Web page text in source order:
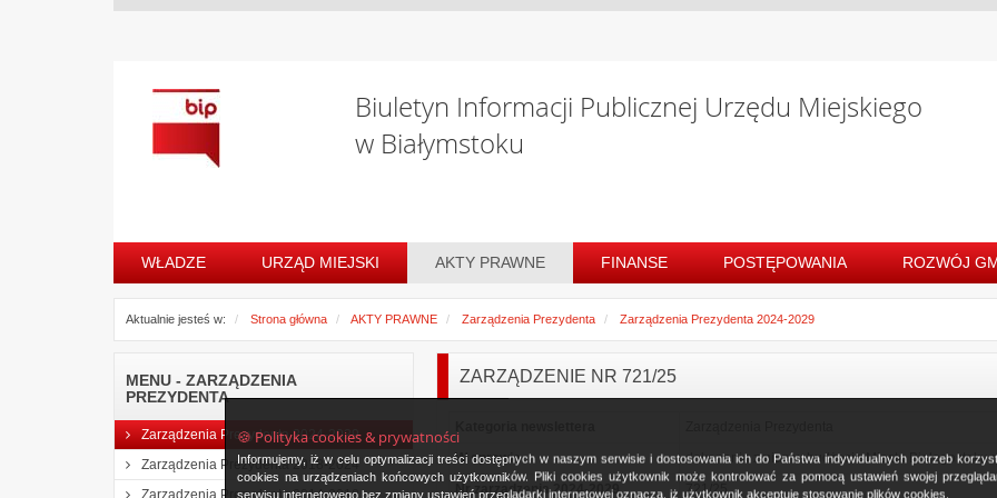
🍪 Polityka cookies & prywatności
Informujemy, iż w celu optymalizacji treści dostępnych w naszym serwisie i dostosowania ich do Państwa indywidualnych potrzeb
cookies na urządzeniach końcowych użytkowników. Pliki cookies użytkownik może kontrolować za pomocą ustawień swojej
serwisu internetowego bez zmiany ustawień przeglądarki internetowej oznacza, iż użytkownik akceptuje stosowanie plików cookies.
Biuletyn Informacji Publicznej Urzędu Miejskiego
w Białymstoku
WŁADZE URZĄD MIEJSKI AKTY PRAWNE FINANSE POSTĘPOWANIA ROZWÓJ
Aktualnie jesteś w: Strona główna AKTY PRAWNE Zarządzenia Prezydenta Zarządzenia Prezydenta 2024-2029
MENU - ZARZĄDZENIA
PREZYDENTA
Zarządzenia Prezydenta 2024-2029
Zarządzenia Prezydenta 2018-2024
Zarządzenia Prezydenta 2014-2018
ZARZĄDZENIE NR 721/25
W sprawie
dokonania zmian w budżecie Miasta Białegostoku
Nr zarządzenia 2024-2029
721/25